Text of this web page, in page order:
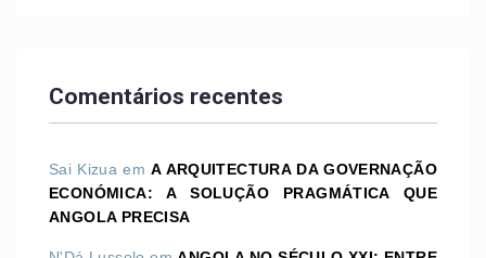
Comentários recentes
Sai Kizua emA ARQUITECTURA DA GOVERNAÇÃO
ECONÓMICA: A SOLUÇÃO PRAGMÁTICA QUE
ANGOLA PRECISA